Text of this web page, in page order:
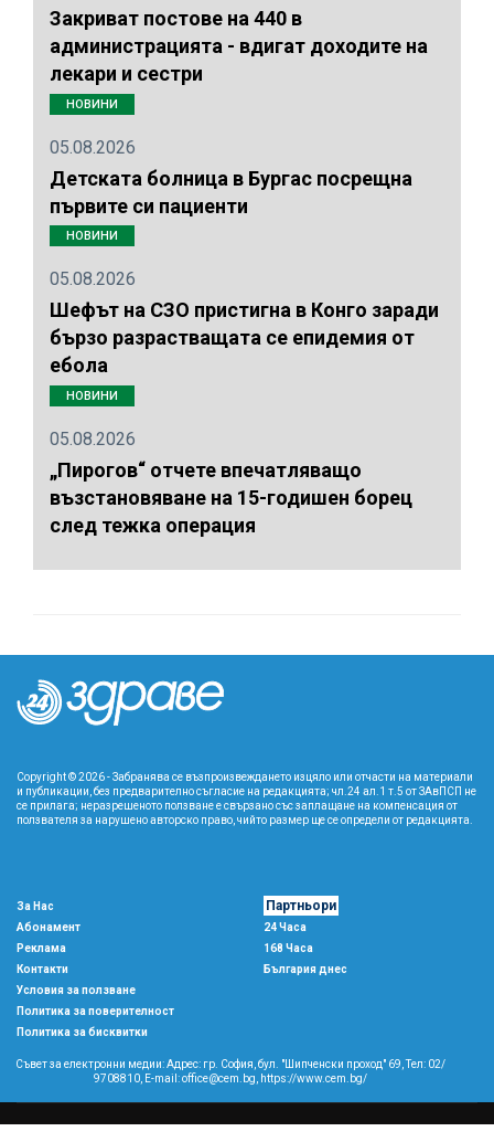
Закриват постове на 440 в
администрацията - вдигат доходите на
лекари и сестри
НОВИНИ
05.08.2026
Детската болница в Бургас посрещна
първите си пациенти
НОВИНИ
05.08.2026
Шефът на СЗО пристигна в Конго заради
бързо разрастващата се епидемия от
ебола
НОВИНИ
05.08.2026
„Пирогов“ отчете впечатляващо
възстановяване на 15-годишен борец
след тежка операция
Copyright © 2026 - Забранява се възпроизвеждането изцяло или отчасти на материали
и публикации, без предварително съгласие на редакцията; чл.24 ал.1 т.5 от ЗАвПСП не
се прилага; неразрешеното ползване е свързано със заплащане на компенсация от
ползвателя за нарушено авторско право, чийто размер ще се определи от редакцията.
За Нас
Абонамент
Реклама
Контакти
Условия за ползване
Политика за поверителност
Политика за бисквитки
Партньори
24 Часа
168 Часа
България днес
Съвет за електронни медии: Адрес: гр. София, бул. "Шипченски проход" 69, Тел: 02/
9708810, E-mail:office@cem.bg https://www.cem.bg/